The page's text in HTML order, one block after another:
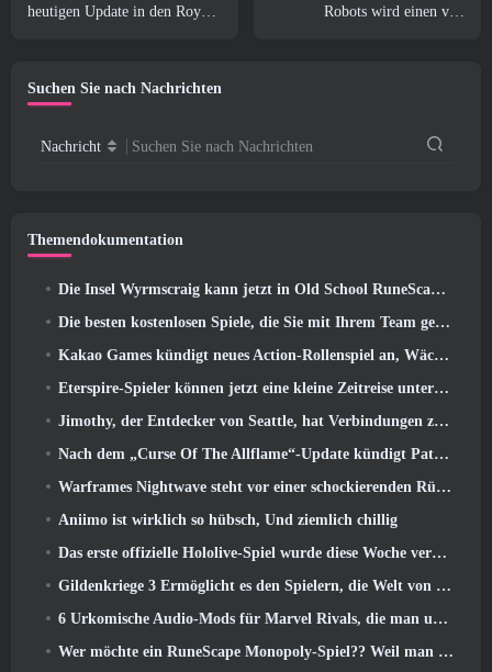
heutigen Update in den Royal
Robots wird einen von
Suchen Sie nach Nachrichten
Nachricht Suchen Sie nach Nachrichten
Themendokumentation
Die Insel Wyrmscraig kann jetzt in Old School RuneScape erkundet werden
Die besten kostenlosen Spiele, die Sie mit Ihrem Team genießen können (2026)
Kakao Games kündigt neues Action-Rollenspiel an, Wächterin
Eterspire-Spieler können jetzt eine kleine Zeitreise unternehmen … als Belohnung
Jimothy, der Entdecker von Seattle, hat Verbindungen zu ArenaNet, Also fügen sie es natürlich zu Guild Wars hinzu 2
Nach dem „Curse Of The Allflame“-Update kündigt Path of Exile mehrere Änderungen an, die auf Feedback basieren
Warframes Nightwave steht vor einer schockierenden Rückkehr
Aniimo ist wirklich so hübsch, Und ziemlich chillig
Das erste offizielle Hololive-Spiel wurde diese Woche veröffentlicht
Gildenkriege 3 Ermöglicht es den Spielern, die Welt von Tyria zu erleben, bevor die Drachenältesten erwachten
6 Urkomische Audio-Mods für Marvel Rivals, die man unbedingt ausprobieren muss
Wer möchte ein RuneScape Monopoly-Spiel?? Weil man unterwegs ist